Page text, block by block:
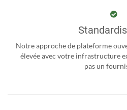
Notre approche de plateforme
élevée avec votre infrastructure
pas un